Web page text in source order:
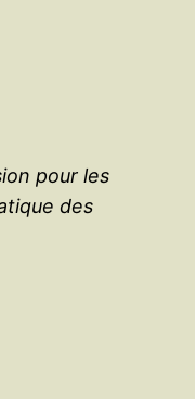
pour les
des